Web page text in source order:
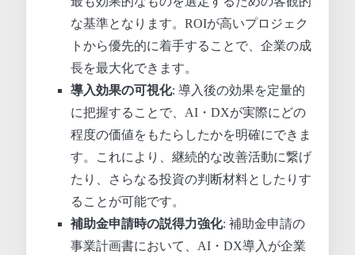
な基準となります。ROIが高いプロジェク
トから優先的に着手することで、企業の成
長を最大化できます。
導入効果の可視化: 導入後の効果を定量的
に把握することで、AI・DXが実際にどの
程度の価値をもたらしたかを明確にできま
す。これにより、継続的な改善活動に繋げ
たり、さらなる投資の判断材料としたりす
ることが可能です。
補助金申請時の説得力強化: 補助金申請の
事業計画書において、AI・DX導入が企業